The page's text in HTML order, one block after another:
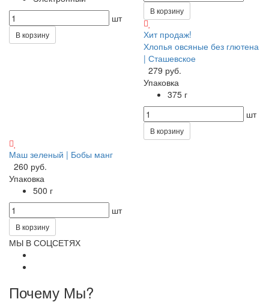
шт
В корзину
В корзину
Хит продаж!
Хлопья овсяные без глютена
| Сташевское
279 руб.
Упаковка
375 г
шт
В корзину
Маш зеленый | Бобы манг
260 руб.
Упаковка
500 г
шт
В корзину
МЫ В СОЦСЕТЯХ
Почему Мы?